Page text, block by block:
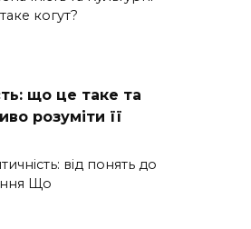
когут?
що це таке та
розуміти її
від понять до
Що